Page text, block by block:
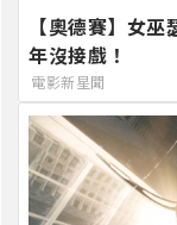
【奧德賽】女
年沒接戲！
電影新星聞